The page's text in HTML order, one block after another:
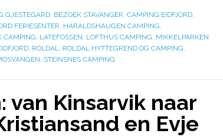
GJESTEGARD, BEZOEK STAVANGER, CAMPING EIDFJORD,
FERIESENTER, HARALDSHAUGEN CAMPING,
CAMPING, LATEFOSSEN, LOFTHUS CAMPING, MIKKELPARKEN
, ROLDAL, ROLDAL HYTTEGREND OG CAMPING,
, STEINSNES CAMPING
van Kinsarvik naar
en Evje